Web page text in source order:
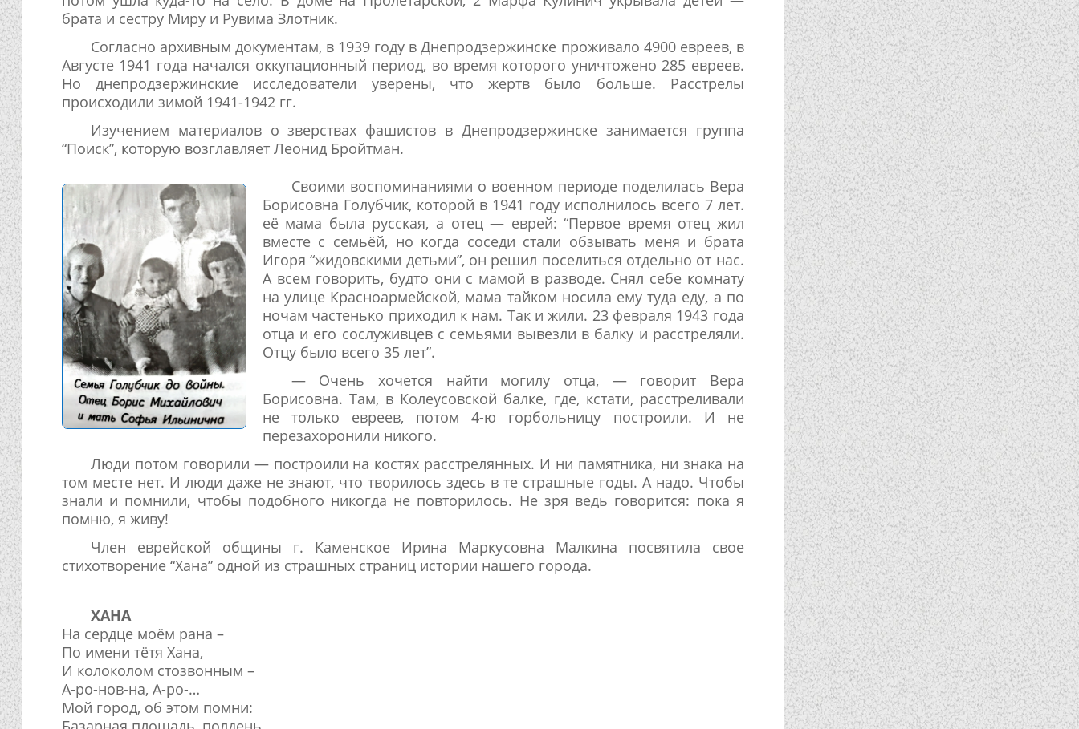
брата и сестру Миру и Рувима Злотник.
Согласно архивным документам, в 1939 году в Днепродзержинске проживало 4900 евреев, в
Августе 1941 года начался оккупационный период, во время которого уничтожено 285 евреев.
Но днепродзержинские исследователи уверены, что жертв было больше. Расстрелы
происходили зимой 1941-1942 гг.
Изучением материалов о зверствах фашистов в Днепродзержинске занимается группа
“Поиск”, которую возглавляет Леонид Бройтман.
Своими воспоминаниями о военном периоде поделилась Вера
Борисовна Голубчик, которой в 1941 году исполнилось всего 7 лет.
её мама была русская, а отец — еврей: “Первое время отец жил
вместе с семьёй, но когда соседи стали обзывать меня и брата
Игоря “жидовскими детьми”, он решил поселиться отдельно от нас.
А всем говорить, будто они с мамой в разводе. Снял себе комнату
на улице Красноармейской, мама тайком носила ему туда еду, а по
ночам частенько приходил к нам. Так и жили. 23 февраля 1943 года
отца и его сослуживцев с семьями вывезли в балку и расстреляли.
Отцу было всего 35 лет”.
— Очень хочется найти могилу отца, — говорит Вера
Борисовна. Там, в Колеусовской балке, где, кстати, расстреливали
не только евреев, потом 4-ю горбольницу построили. И не
перезахоронили никого.
Люди потом говорили — построили на костях расстрелянных. И ни памятника, ни знака на
том месте нет. И люди даже не знают, что творилось здесь в те страшные годы. А надо. Чтобы
знали и помнили, чтобы подобного никогда не повторилось. Не зря ведь говорится: пока я
помню, я живу!
Член еврейской общины г. Каменское Ирина Маркусовна Малкина посвятила свое
стихотворение “Хана” одной из страшных страниц истории нашего города.
ХАНА
На сердце моём рана –
По имени тётя Хана,
И колоколом стозвонным –
А-ро-нов-на, А-ро-…
Мой город, об этом помни: